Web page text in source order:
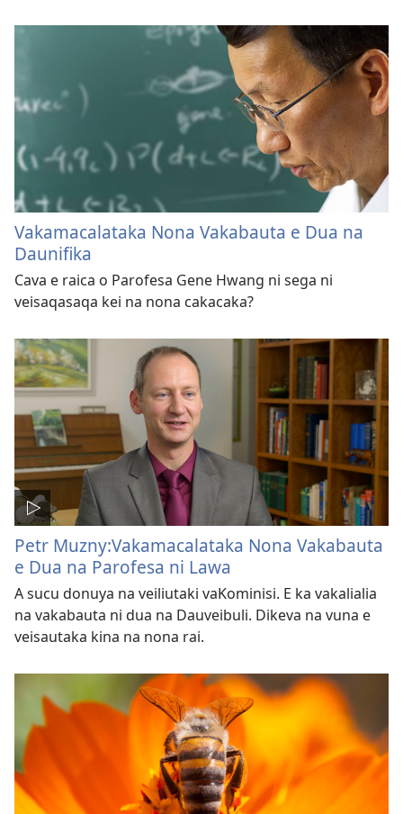
Vakamacalataka Nona Vakabauta e Dua na
Daunifika
Cava e raica o Parofesa Gene Hwang ni sega ni
veisaqasaqa kei na nona cakacaka?
Petr Muzny:Vakamacalataka Nona Vakabauta
e Dua na Parofesa ni Lawa
A sucu donuya na veiliutaki vaKominisi. E ka vakalialia
na vakabauta ni dua na Dauveibuli. Dikeva na vuna e
veisautaka kina na nona rai.